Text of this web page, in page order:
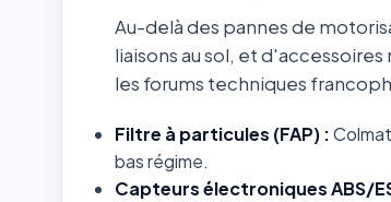
Au-delà des pannes de
liaisons au sol, et
les forums techniques
Filtre à particules (FAP) :
bas régime.
Capteurs électroniques ABS/